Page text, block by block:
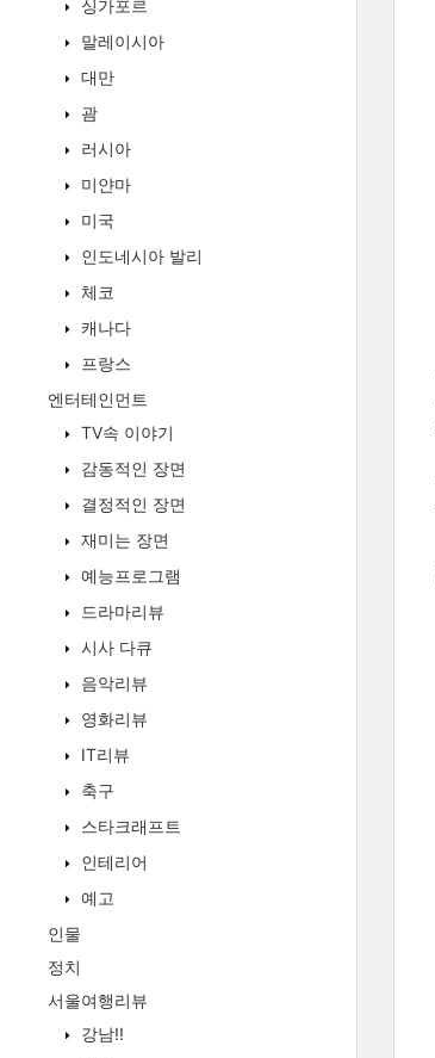
싱가포르
말레이시아
대만
괌
러시아
미얀마
미국
인도네시아 발리
체코
캐나다
프랑스
엔터테인먼트
TV속 이야기
감동적인 장면
결정적인 장면
재미는 장면
예능프로그램
드라마리뷰
시사 다큐
음악리뷰
영화리뷰
IT리뷰
축구
스타크래프트
인테리어
예고
인물
정치
서울여행리뷰
강남!!